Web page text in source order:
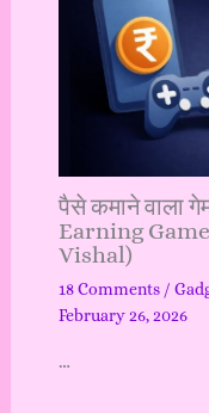
पैसे कमाने वाला
Earning
Vishal)
18 Comments /
February 26, 2026
…